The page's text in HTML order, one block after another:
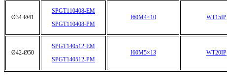
Ø34-Ø41
SPGT110408-EM
SPGT110408-PM
I60M4×10 WT15IP
Ø42-Ø50
SPGT140512-EM
SPGT140512-PM
I60M5×13 WT20IP